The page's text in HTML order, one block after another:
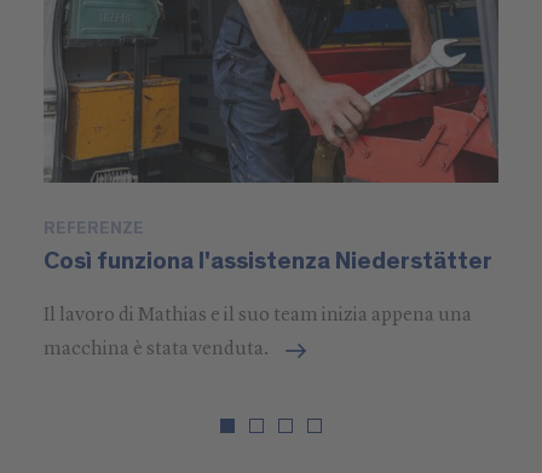
REFERENZE
Così funziona l'assistenza Niederstätter
Il lavoro di Mathias e il suo team inizia appena una
macchina è stata venduta.